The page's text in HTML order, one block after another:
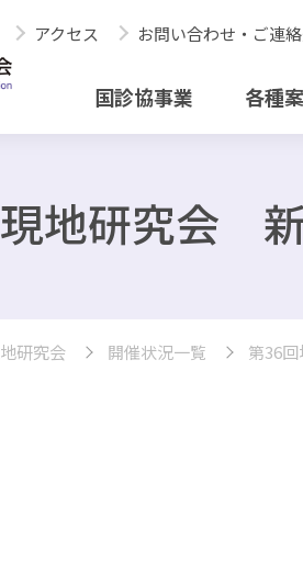
アクセス お問い合わせ・ご連
国診協事業 各種
地研究会
研究会 開催状況一覧 第36